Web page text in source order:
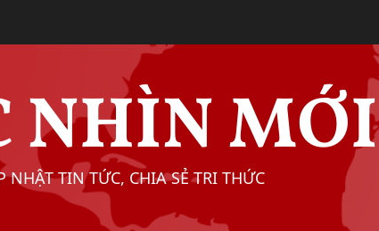
NHÌN MỚI
NHẬT TIN TỨC, CHIA SẺ TRI THỨC